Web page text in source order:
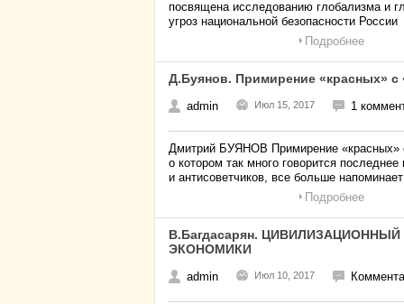
посвящена исследованию глобализма и
угроз национальной безопасности России
Подробнее
Д.Буянов. Примирение «красных»
admin Июл 15, 2017 1
Дмитрий БУЯНОВ Примирение «красных»
о котором так много говорится
и антисоветчиков, все больше напоминает
Подробнее
В.Багдасарян.
ЭКОНОМИКИ
admin Июл 10, 2017